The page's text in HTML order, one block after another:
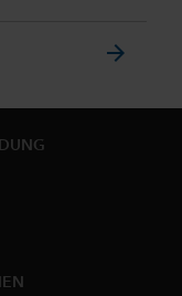
arrow_forward